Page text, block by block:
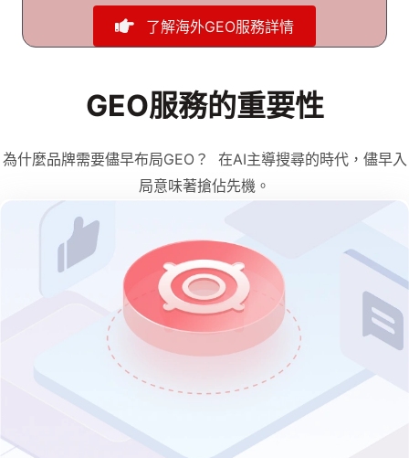
了解海外GEO服務詳情
GEO服務的重要性
為什麼品牌需要儘早布局GEO？ 在AI主導搜尋的時代，儘早入
局意味著搶佔先機。